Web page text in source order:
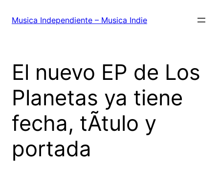
Musica Independiente – Musica Indie
El nuevo EP de Los
Planetas ya tiene
fecha, tÃ­tulo y
portada